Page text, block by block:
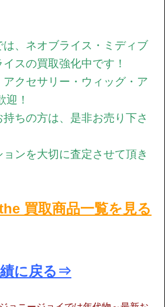
は、ネオブライス・ミディブ
スの買取強化中です！
クセサリー・ウィッグ・ア
迎！
ちの方は、是非お売り下さ
ンを大切に査定させて頂き
買取商品一覧を見る
績に戻る⇒